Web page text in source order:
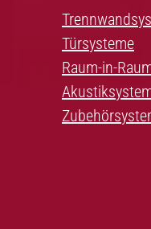
Türsysteme
Raum-in-